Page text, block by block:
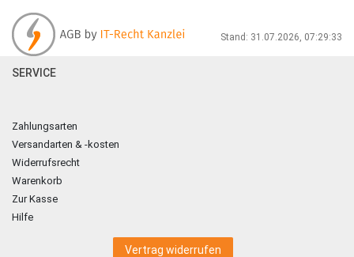
Stand: 31.07.2026, 07:29:33
SERVICE
Zahlungsarten
Versandarten & -kosten
Widerrufsrecht
Warenkorb
Zur Kasse
Hilfe
Vertrag widerrufen